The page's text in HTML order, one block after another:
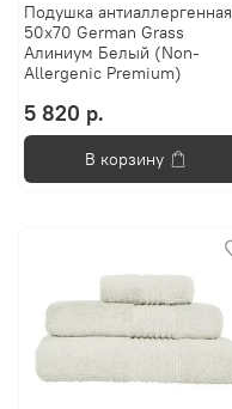
Подушка антиаллергенная
50х70 German Grass
Алиниум Белый (Non-
Allergenic Premium)
5 820 р.
В корзину